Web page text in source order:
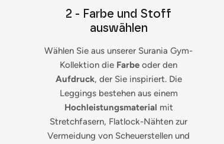
2 - Farbe und Stoff
auswählen
Wählen Sie aus unserer Surania Gym-
Kollektion die Farbe oder den
Aufdruck, der Sie inspiriert. Die
Leggings bestehen aus einem
Hochleistungsmaterial mit
Stretchfasern, Flatlock-Nähten zur
Vermeidung von Scheuerstellen und